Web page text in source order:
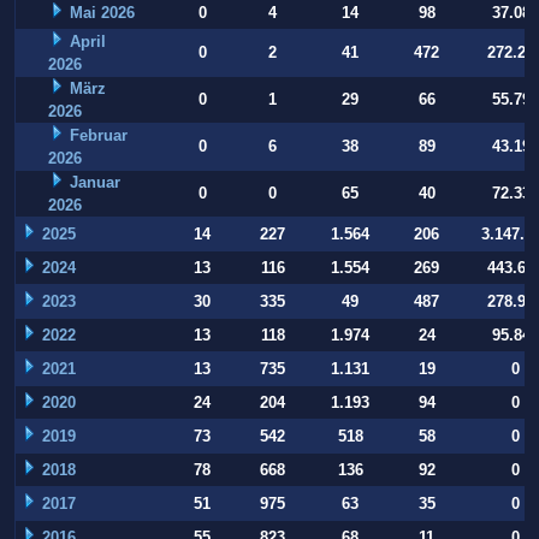
Mai 2026 0 4 14 98
37.084
April
2026
0 2 41 472
März
2026
0 1 29 66
55.794
Februar
2026
0 6 38 89
43.197
Januar
2026
0 0 65 40 72.332
2025 14 227 1.564 206
2024
13 116 1.554 269
2023
30 335 49 487
2022
13 118 1.974 24
95.847
2021
13 735 1.131 19
0
2020
24 204 1.193 94
0
2019
73 542 518 58
0
2018
78 668 136 92
0
2017
51 975 63 35
0